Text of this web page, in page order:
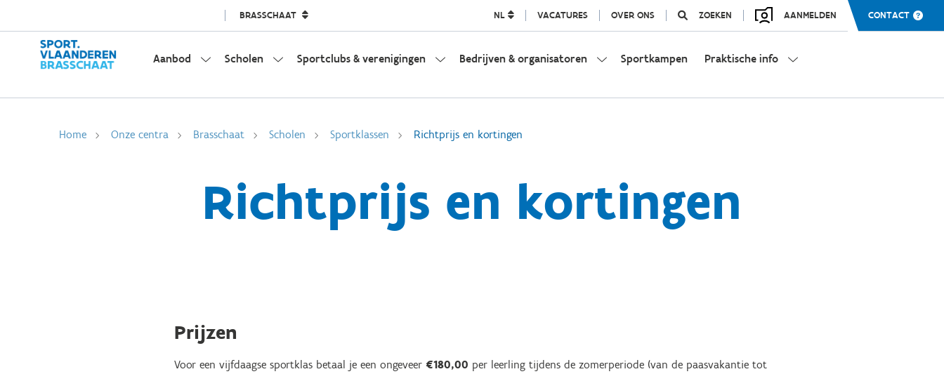
BRASSCHAAT NL VACATURES OVER ONS ZOEKEN AANMELDEN CONTACT
Aanbod Scholen Sportclubs & verenigingen Bedrijven & organisatoren Sportkampen Praktische info
Home Onze centra Brasschaat Scholen Sportklassen Richtprijs en kortingen
Richtprijs en kortingen
Prijzen
Voor een vijfdaagse sportklas betaal je een ongeveer €180,00 per leerling tijdens de zomerperiode (van de paasvakantie tot